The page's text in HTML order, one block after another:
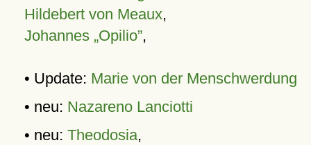
Hildebert von Meaux,
Johannes „Opilio”,
• Update: Marie von der Menschwerdung
• neu: Nazareno Lanciotti
• neu: Theodosia,